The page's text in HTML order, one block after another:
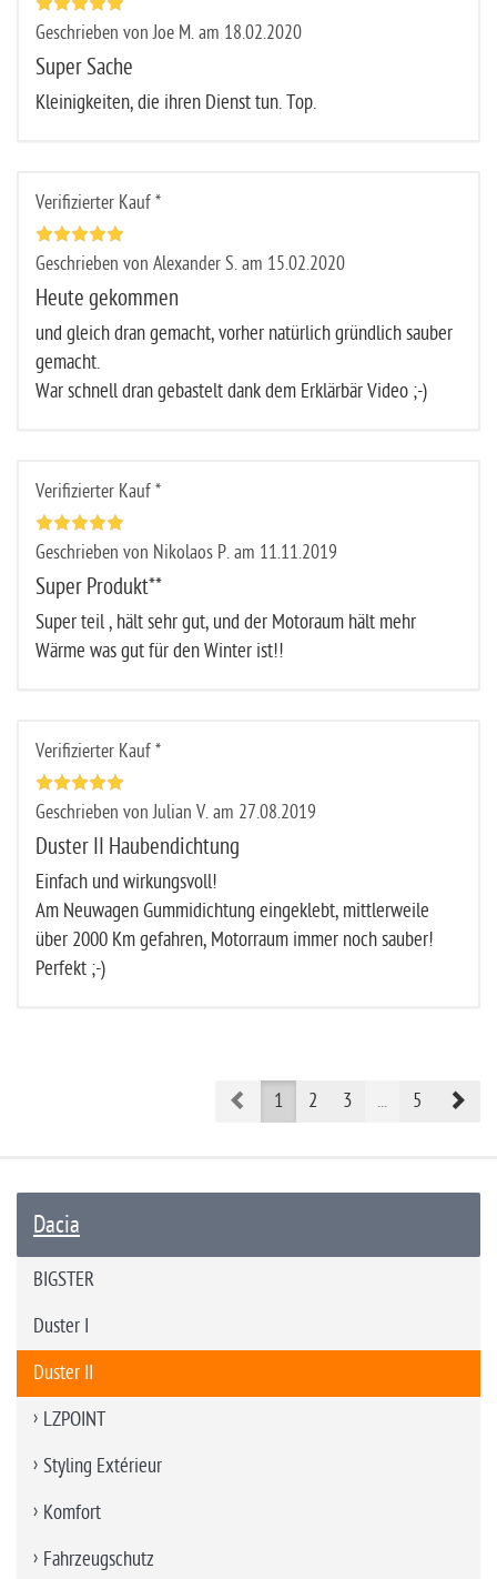
Geschrieben von Joe M. am 18.02.2020
Super Sache
Kleinigkeiten, die ihren Dienst tun. Top.
Verifizierter Kauf *
Geschrieben von Alexander S. am 15.02.2020
Heute gekommen
und gleich dran gemacht, vorher natürlich gründlich sauber
gemacht.
War schnell dran gebastelt dank dem Erklärbär Video ;-)
Verifizierter Kauf *
Geschrieben von Nikolaos P. am 11.11.2019
Super Produkt**
Super teil , hält sehr gut, und der Motoraum hält mehr
Wärme was gut für den Winter ist!!
Verifizierter Kauf *
Geschrieben von Julian V. am 27.08.2019
Duster II Haubendichtung
Einfach und wirkungsvoll!
Am Neuwagen Gummidichtung eingeklebt, mittlerweile
über 2000 Km gefahren, Motorraum immer noch sauber!
Perfekt ;-)
Prev1 2 3 ... 5
Dacia
BIGSTER
Duster I
Duster II
LZPOINT
Styling Extérieur
Komfort
Fahrzeugschutz